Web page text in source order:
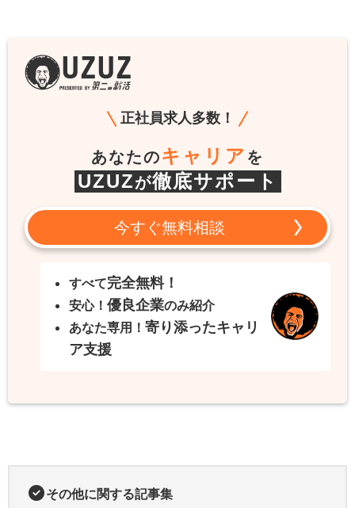
正社員求人多数！
あなたのキャリア を
UZUZが徹底サポート
今すぐ無料相談
すべて完全無料！
安心！ 優良企業のみ紹介
あなた専用！ 寄り添ったキャリ
ア支援
その他に関する記事集